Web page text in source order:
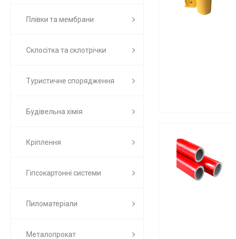
Плівки та мембрани
Склосітка та склотрічки
Туристичне спорядження
Будівельна хімія
Кріплення
Гіпсокартонні системи
Пиломатеріали
Металопрокат